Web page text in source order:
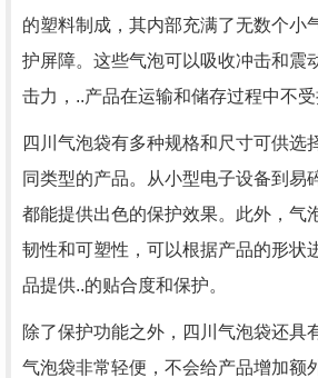
的塑料制成，其内部充满了无数个小
护屏障。这些气泡可以吸收冲击和震
击力，..产品在运输和储存过程中不受
四川气泡袋有多种规格和尺寸可供选
同类型的产品。从小型电子设备到易
都能提供出色的保护效果。此外，气
韧性和可塑性，可以根据产品的形状
品提供..的贴合度和保护。
除了保护功能之外，四川气泡袋还具
气泡袋非常轻便，不会给产品增加额